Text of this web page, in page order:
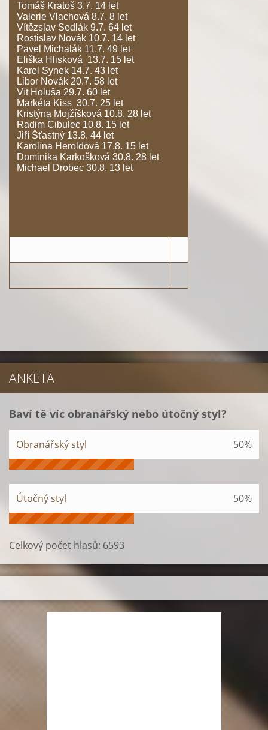
Tomáš Kratoš 3.7. 14 let
Valerie Vlachová 8.7. 8 let
Vítězslav Sedlák 9.7. 64 let
Rostislav Novák 10.7. 14 let
Pavel Michalák 11.7. 49 let
Eliška Hlisková 13.7. 15 let
Karel Synek 14.7. 43 let
Libor Novák 20.7. 58 let
Vít Holuša 29.7. 60 let
Markéta Kiss 30.7. 25 let
Kristýna Mojžíšková 10.8. 28 let
Radim Cibulec 10.8. 15 let
Jiří Šťastný 13.8. 44 let
Karolína Heroldová 17.8. 15 let
Dominika Karkošková 30.8. 28 let
Michael Drobec 30.8. 13 let
ANKETA
Baví tě víc obranářský nebo útočný styl?
Obranářský styl 50%
Útočný styl 50%
Celkový počet hlasů: 6593